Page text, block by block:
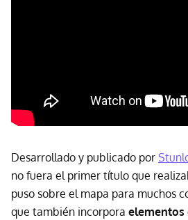
Desarrollado y publicado por
no fuera el primer título que
puso sobre el mapa para muchos
que también incorpora elementos